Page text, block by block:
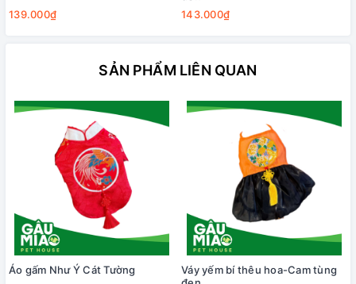
139.000₫
143.000₫
SẢN PHẨM LIÊN QUAN
Áo gấm Như Ý Cát Tường
Váy yếm bí thêu hoa-Cam tùng